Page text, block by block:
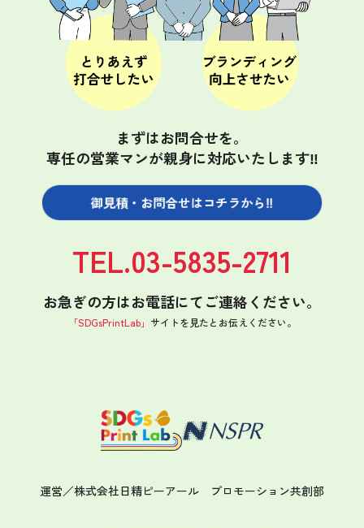
まずはお問合せを。
専任の営業マンが親身に対応いたします‼
御見積・お問合せはコチラから‼
お急ぎの方はお電話にてご連絡ください。
TEL.03-5835-2711
「SDGsPrintLab」 サイトを見たと お伝えください。
運営／株式会社日精ピーアール プロモーション共創部